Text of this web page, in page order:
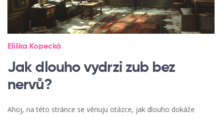
Eliška Kopecká
Jak dlouho vydrzi zub bez
nervů?
Ahoj, na této stránce se věnuju otázce, jak dlouho dokáže